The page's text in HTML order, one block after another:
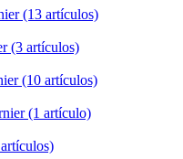
(13 artículos)
(3 artículos)
(10 artículos)
(1 artículo)